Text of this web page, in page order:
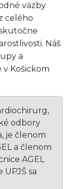
väzby
celého
Náš
a
Košickom
odbory
je členom
a členom
AGEL
UPJŠ sa